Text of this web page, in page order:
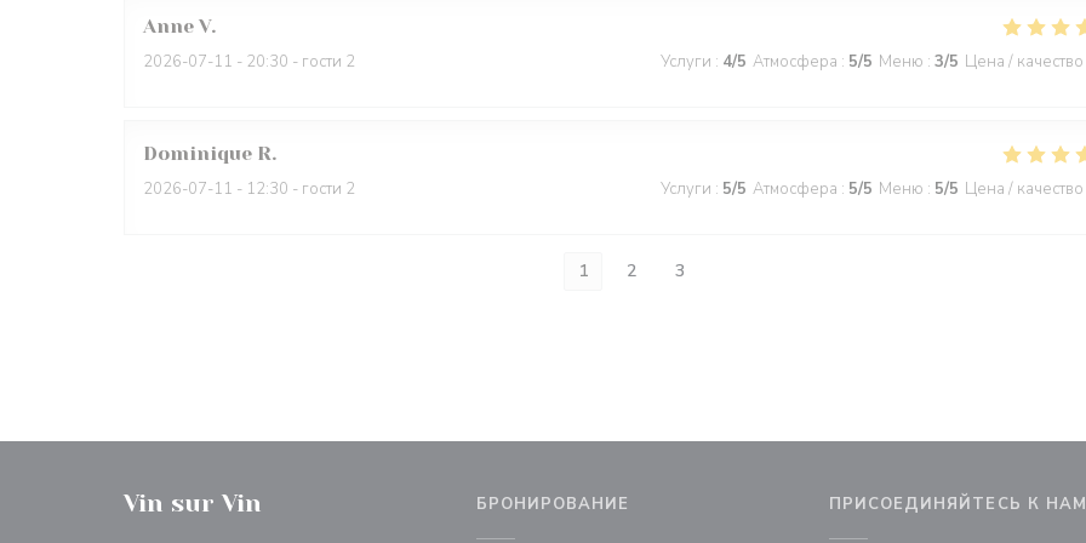
Anne V
2026-07-11 - 20:30 - гости 2 Услуги : 4/5 Атмосфера : 5/5 Меню : 3/5 Цена / качество
Dominique R
2026-07-11 - 12:30 - гости 2 Услуги : 5/5 Атмосфера : 5/5 Меню : 5/5 Цена / качество
1 2 3
Vin sur Vin БРОНИРОВАНИЕ ПРИСОЕДИНЯЙТЕСЬ К НАМ